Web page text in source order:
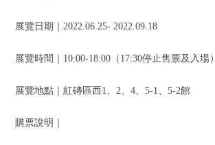
展覽日期｜2022.06.25- 2022.09.18
展覽時間｜10:00-18:00（17:30停止售票及入場）
展覽地點｜紅磚區西1、2、4、5-1、5-2館
購票說明｜